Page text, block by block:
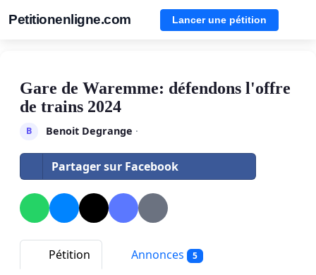
Petitionenligne.com Lancer une pétition
Gare de Waremme: défendons l'offre
de trains 2024
B Benoit Degrange ·
Partager sur Facebook
Pétition Annonces 5